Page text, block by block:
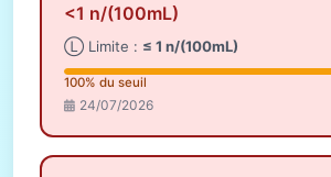
<1 n/(100mL)
Ⓛ Limite : ≤ 1 n/(100mL)
100% du seuil
24/07/2026